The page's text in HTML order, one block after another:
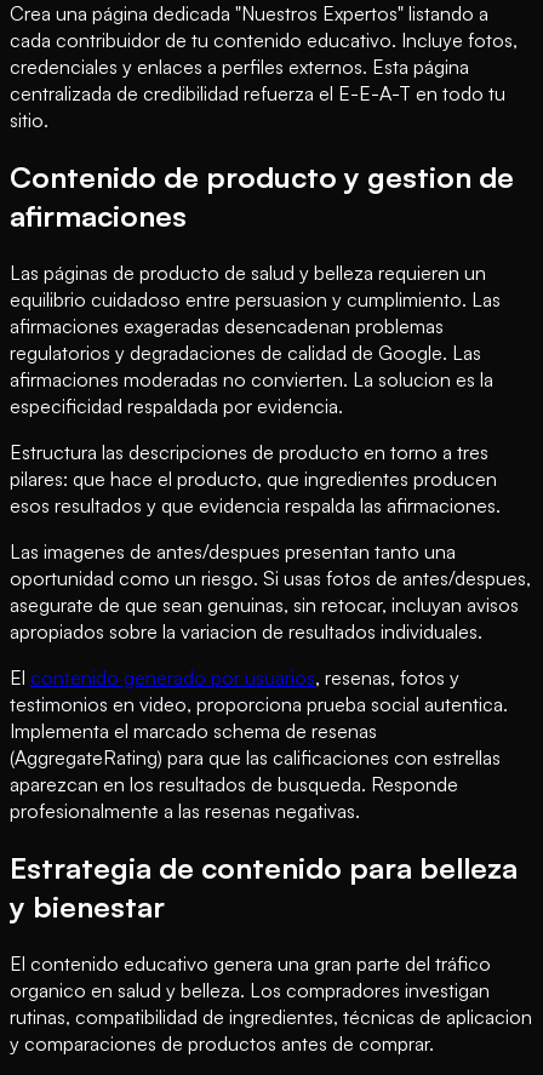
Crea una página dedicada "Nuestros Expertos" listando a
cada contribuidor de tu contenido educativo. Incluye fotos,
credenciales y enlaces a perfiles externos. Esta página
centralizada de credibilidad refuerza el E-E-A-T en todo tu
sitio.
Contenido de producto y gestion de
afirmaciones
Las páginas de producto de salud y belleza requieren un
equilibrio cuidadoso entre persuasion y cumplimiento. Las
afirmaciones exageradas desencadenan problemas
regulatorios y degradaciones de calidad de Google. Las
afirmaciones moderadas no convierten. La solucion es la
especificidad respaldada por evidencia.
Estructura las descripciones de producto en torno a tres
pilares: que hace el producto, que ingredientes producen
esos resultados y que evidencia respalda las afirmaciones.
Las imagenes de antes/despues presentan tanto una
oportunidad como un riesgo. Si usas fotos de antes/despues,
asegurate de que sean genuinas, sin retocar, incluyan avisos
apropiados sobre la variacion de resultados individuales.
El contenido generado por usuarios, resenas, fotos y
testimonios en video, proporciona prueba social autentica.
Implementa el marcado schema de resenas
(AggregateRating) para que las calificaciones con estrellas
aparezcan en los resultados de busqueda. Responde
profesionalmente a las resenas negativas.
Estrategia de contenido para belleza
y bienestar
El contenido educativo genera una gran parte del tráfico
organico en salud y belleza. Los compradores investigan
rutinas, compatibilidad de ingredientes, técnicas de aplicacion
y comparaciones de productos antes de comprar.